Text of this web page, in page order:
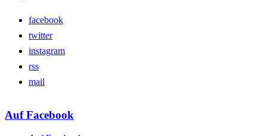
facebook
twitter
instagram
rss
mail
Auf Facebook